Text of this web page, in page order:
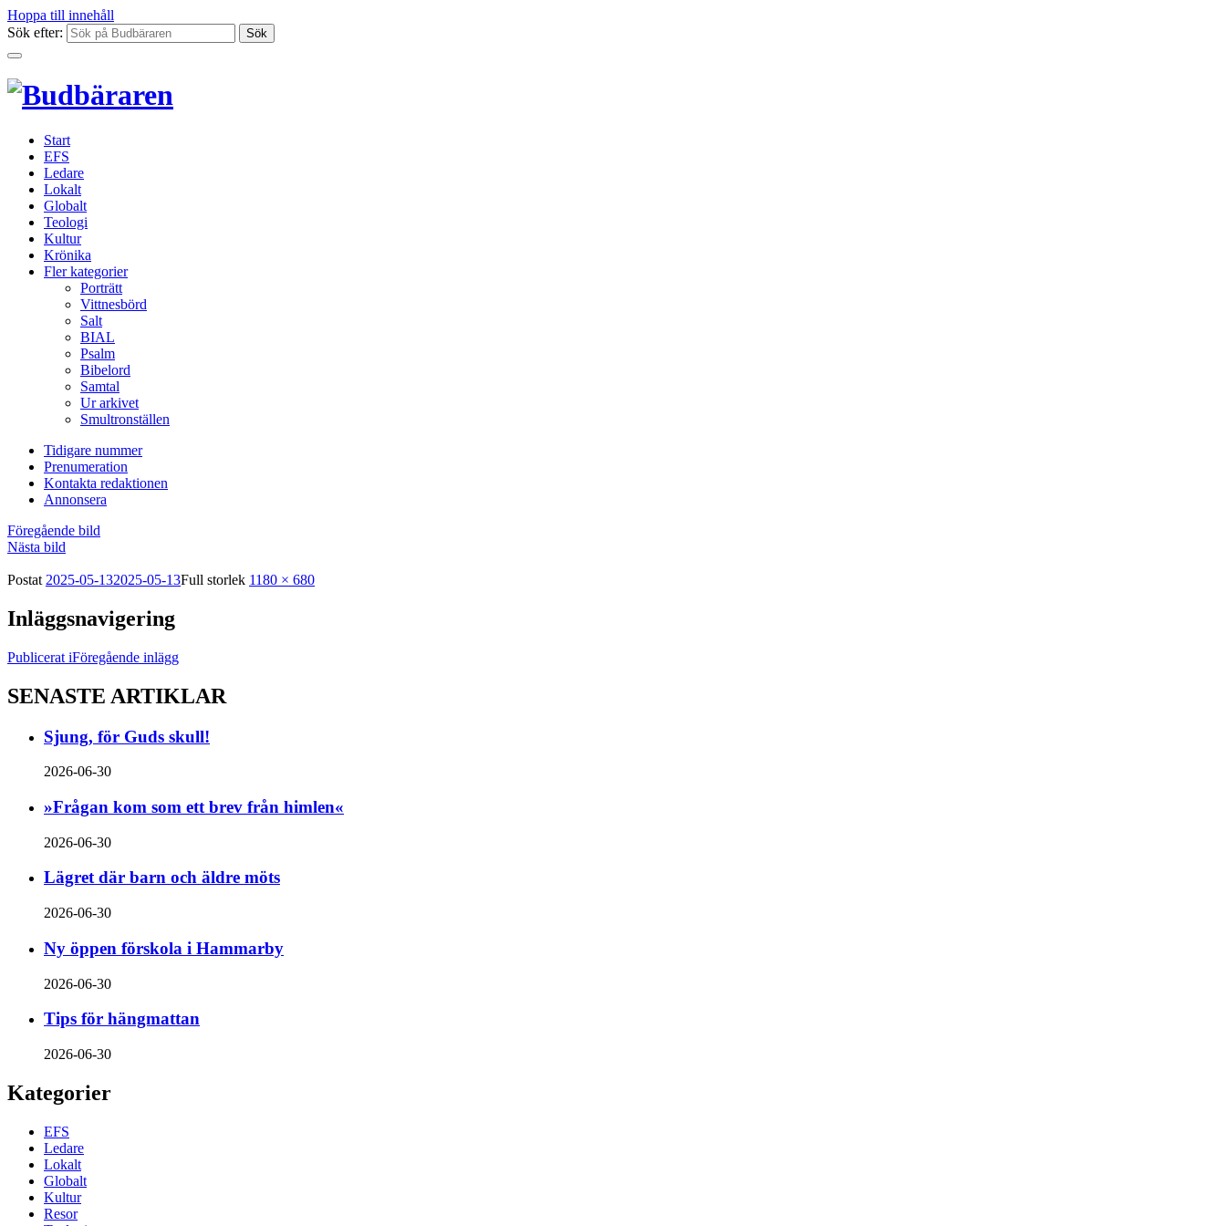
Hoppa till innehåll
Sök efter:
Start
EFS
Ledare
Lokalt
Globalt
Teologi
Kultur
Krönika
Fler kategorier
Porträtt
Vittnesbörd
Salt
BIAL
Psalm
Bibelord
Samtal
Ur arkivet
Smultronställen
Tidigare nummer
Prenumeration
Kontakta redaktionen
Annonsera
Föregående bild
Nästa bild
Postat 2025-05-132025-05-13Full storlek 1180 × 680
Inläggsnavigering
Publicerat iFöregående inlägg
SENASTE ARTIKLAR
Sjung, för Guds skull!
2026-06-30
»Frågan kom som ett brev från himlen«
2026-06-30
Lägret där barn och äldre möts
2026-06-30
Ny öppen förskola i Hammarby
2026-06-30
Tips för hängmattan
2026-06-30
Kategorier
EFS
Ledare
Lokalt
Globalt
Kultur
Resor